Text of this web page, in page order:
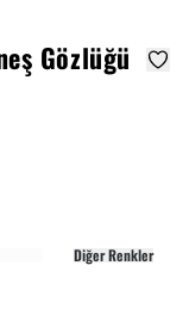
Gözlüğü
Diğer Renkler